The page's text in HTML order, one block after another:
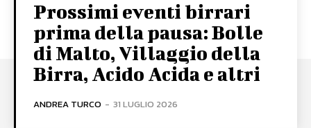
Prossimi eventi birrari
prima della pausa: Bolle
di Malto, Villaggio della
Birra, Acido Acida e altri
ANDREA TURCO - 31 LUGLIO 2026